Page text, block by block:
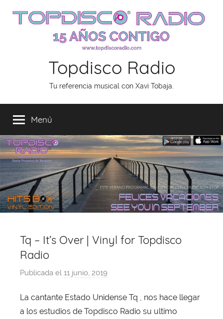
Topdisco Radio
Tu referencia musical con Xavi Tobaja.
Menú
Tq – It’s Over | Vinyl for Topdisco
Radio
Publicada el 11 junio, 2019
r
X
La cantante Estado Unidense Tq , nos hace llegar
a los estudios de Topdisco Radio su ultimo